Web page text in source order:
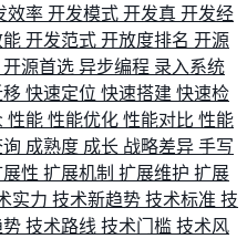
效率 开发模式 开发真 开发经
能 开发范式 开放度排名 开源
开源首选 异步编程 录入系统
移 快速定位 快速搭建 快速检
性能 性能优化 性能对比 性能
成熟度 成长 战略差异 手写
性 扩展机制 扩展维护 扩展
实力 技术新趋势 技术标准 技
势 技术路线 技术门槛 技术风